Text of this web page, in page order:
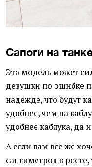
Сапоги на
Эта модель может
девушки по ошибке
надежде, что будут
удобнее, чем на
удобнее каблука, да
А если вам все же
сантиметров в